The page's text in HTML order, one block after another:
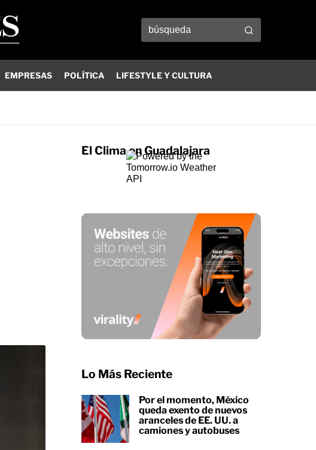
EMPRESAS POLÍTICA LIFESTYLE Y CULTURA
El Clima en Guadalajara
Lo Más Reciente
Por el momento, México
queda exento de nuevos
aranceles de EE. UU. a
camiones y autobuses